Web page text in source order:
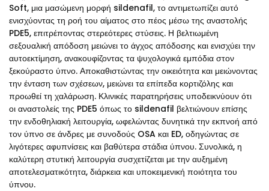
Soft, μια μασώμενη μορφή sildenafil, το αντιμετωπίζει αυτό
ενισχύοντας τη ροή του αίματος στο πέος μέσω της αναστολής
PDE5, επιτρέποντας στερεότερες στύσεις. Η βελτιωμένη
σεξουαλική απόδοση μειώνει το άγχος απόδοσης και ενισχύει την
αυτοεκτίμηση, ανακουφίζοντας τα ψυχολογικά εμπόδια στον
ξεκούραστο ύπνο. Αποκαθιστώντας την οικειότητα και μειώνοντας
την ένταση των σχέσεων, μειώνει τα επίπεδα κορτιζόλης και
προωθεί τη χαλάρωση. Κλινικές παρατηρήσεις υποδεικνύουν ότι
οι αναστολείς της PDE5 όπως το sildenafil βελτιώνουν επίσης
την ενδοθηλιακή λειτουργία, ωφελώντας δυνητικά την εκπνοή από
τον ύπνο σε άνδρες με συνοδούς OSA και ED, οδηγώντας σε
λιγότερες αφυπνίσεις και βαθύτερα στάδια ύπνου. Συνολικά, η
καλύτερη στυτική λειτουργία συσχετίζεται με την αυξημένη
αποτελεσματικότητα, διάρκεια και υποκειμενική ποιότητα του
ύπνου.